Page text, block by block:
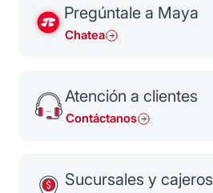
Pregúntale a Maya
Chatea
Atención a clientes
Contáctanos
Sucursales y cajeros